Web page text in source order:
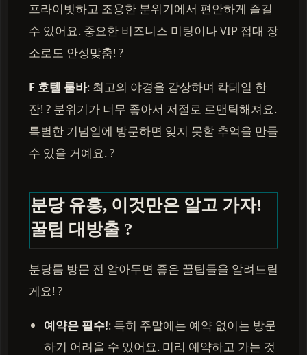
프라이빗하고 조용한 분위기에서 편안하게 즐길
수 있어요. 중요한 비즈니스 미팅이나 VIP 접대 장
소로도 안성맞춤! ?
F 호텔 룸바: 최고의 야경을 감상하며 칵테일 한
잔! ? 분위기가 너무 좋아서 저절로 로맨틱해져요.
특별한 기념일에 방문하면 잊지 못할 추억을 만들
수 있을 거예요. ?
분당 유흥, 이것만은 알고 가자!
꿀팁 대방출 ?
분당룸 방문 전 알아두면 좋은 꿀팁들을 알려드릴
게요! ?
예약은 필수!: 특히 주말에는 예약 없이는 방문
하기 어려울 수 있어요. 미리 예약하고 가는 것